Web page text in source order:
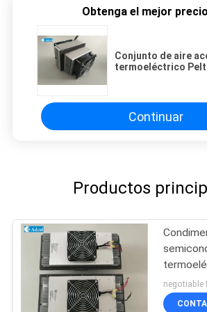
Obtenga el mejor
Conjunto de aire
termoeléctrico
Continuar
Productos
quioscos
negotiable